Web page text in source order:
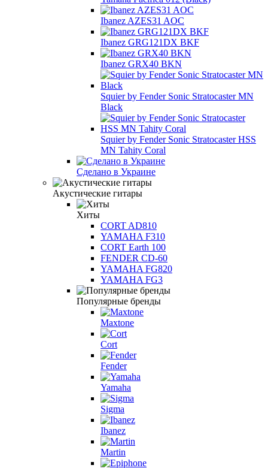
Ibanez AZES31 AOC
Ibanez GRG121DX BKF
Ibanez GRX40 BKN
Squier by Fender Sonic Stratocaster MN
Black
Squier by Fender Sonic Stratocaster HSS
MN Tahity Coral
Сделано в Украине
Акустические гитары
Хиты
CORT AD810
YAMAHA F310
CORT Earth 100
FENDER CD-60
YAMAHA FG820
YAMAHA FG3
Популярные бренды
Maxtone
Cort
Fender
Yamaha
Sigma
Ibanez
Martin